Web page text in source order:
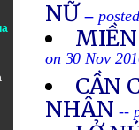
NỮ --
on 30 Nov
CẦN
NHÂN --